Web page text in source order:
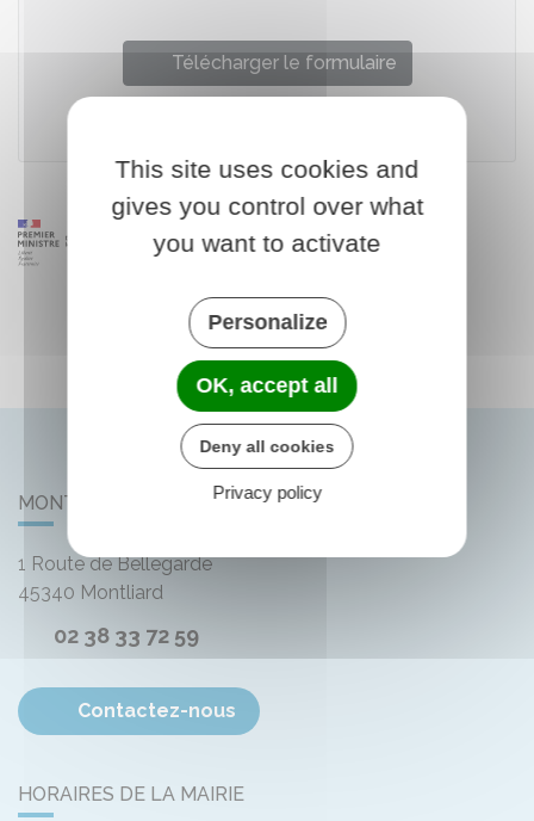
Télécharger le formulaire
MONTLIARD
1 Route de Bellegarde
45340 Montliard
02 38 33 72 59
Contactez-nous
HORAIRES DE LA MAIRIE
This site uses cookies and
gives you control over what
you want to activate
Personalize
OK, accept all
Deny all cookies
Privacy policy